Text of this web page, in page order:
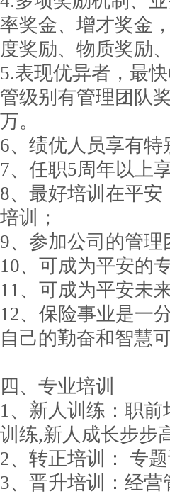
率奖金、增才奖金
度奖励、物质奖励
5.表现优异者，最
管级别有管理团队
万。
6、绩优人员享有特
7、任职5周年以上
8、最好培训在平
培训；
9、参加公司的管
10、可成为平安的
11、可成为平安未
12、保险事业是一
自己的勤奋和智慧
四、专业培训
1、新人训练：职
训练,新人成长步步
2、转正培训： 专
3、晋升培训：经